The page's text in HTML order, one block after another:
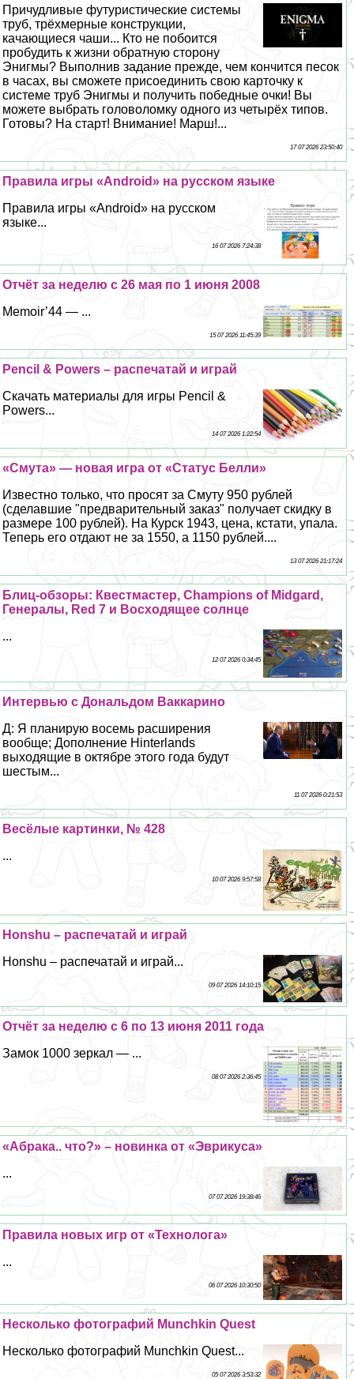
Причудливые футуристические системы
труб, трёхмерные конструкции,
качающиеся чаши... Кто не побоится
пробудить к жизни обратную сторону
Энигмы? Выполнив задание прежде, чем кончится песок
в часах, вы сможете присоединить свою карточку к
системе труб Энигмы и получить победные очки! Вы
можете выбрать головоломку одного из четырёх типов.
Готовы? На старт! Внимание! Марш!...
17 07 2026 23:50:40
Правила игры «Android» на русском языке
Правила игры «Android» на русском
языке...
16 07 2026 7:24:38
Отчёт за неделю с 26 мая по 1 июня 2008
Memoir’44 — ...
15 07 2026 11:45:39
Pencil & Powers – распечатай и играй
Скачать материалы для игры Pencil &
Powers...
14 07 2026 1:22:54
«Смута» — новая игра от «Статус Белли»
Известно только, что просят за Смуту 950 рублей
(сделавшие "предварительный заказ" получает скидку в
размере 100 рублей). На Курск 1943, цена, кстати, упала.
Теперь его отдают не за 1550, а 1150 рублей....
13 07 2026 21:17:24
Блиц-обзоры: Квестмастер, Champions of Midgard,
Генералы, Red 7 и Восходящее солнце
...
12 07 2026 0:34:45
Интервью с Дональдом Ваккарино
Д: Я планирую восемь расширения
вообще; Дополнение Hinterlands
выходящие в октябре этого года будут
шестым...
11 07 2026 0:21:53
Весёлые картинки, № 428
...
10 07 2026 9:57:58
Honshu – распечатай и играй
Honshu – распечатай и играй...
09 07 2026 14:10:15
Отчёт за неделю с 6 по 13 июня 2011 года
Замок 1000 зеркал — ...
08 07 2026 2:36:45
«Абpaка.. что?» – новинка от «Эврикуса»
...
07 07 2026 19:38:46
Правила новых игр от «Технолога»
...
06 07 2026 10:30:50
Несколько фотографий Munchkin Quest
Несколько фотографий Munchkin Quest...
05 07 2026 3:53:32